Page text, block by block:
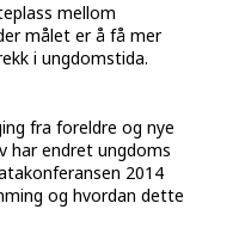
mellom
målet er å få mer
i ungdomstida.
fra foreldre og nye
har endret ungdoms
2014
og hvordan dette